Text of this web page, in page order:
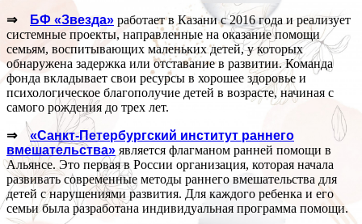
⇒ БФ «Звезда» работает в Казани с 2016 года и реализует
системные проекты, направленные на оказание помощи
семьям, воспитывающих маленьких детей, у которых
обнаружена задержка или отставание в развитии. Команда
фонда вкладывает свои ресурсы в хорошее здоровье и
психологическое благополучие детей в возрасте, начиная с
самого рождения до трех лет.
⇒«Санкт-Петербургский институт раннего
вмешательства» является флагманом ранней помощи в
Альянсе. Это первая в России организация, которая начала
развивать современные методы раннего вмешательства для
детей с нарушениями развития. Для каждого ребенка и его
семьи была разработана индивидуальная программа помощи.